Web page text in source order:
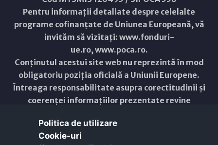
Pentru informații detaliate despre celelalte
programe cofinanțate de Uniunea Europeană, vă
invităm să vizitați: www.fonduri-
ue.ro,www.poca.ro.
Conținutul acestui site web nu reprezintă în mod
obligatoriu poziția oficială a Uniunii Europene.
Întreaga responsabilitate asupra corectitudinii și
coerenței informațiilor prezentate revine
Copyright © 2021 - 2026 -
Politica de utilizare
Cookie-uri‎